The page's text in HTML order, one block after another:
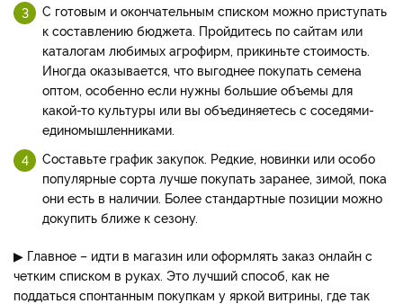
С готовым и окончательным списком можно приступать
к составлению бюджета. Пройдитесь по сайтам или
каталогам любимых агрофирм, прикиньте стоимость.
Иногда оказывается, что выгоднее покупать семена
оптом, особенно если нужны большие объемы для
какой-то культуры или вы объединяетесь с соседями-
единомышленниками.
Составьте график закупок. Редкие, новинки или особо
популярные сорта лучше покупать заранее, зимой, пока
они есть в наличии. Более стандартные позиции можно
докупить ближе к сезону.
▶ Главное – идти в магазин или оформлять заказ онлайн с
четким списком в руках. Это лучший способ, как не
поддаться спонтанным покупкам у яркой витрины, где так